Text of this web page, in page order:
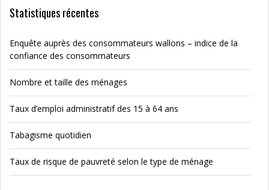
Statistiques récentes
Enquête auprès des consommateurs wallons – indice de la
confiance des consommateurs
Nombre et taille des ménages
Taux d’emploi administratif des 15 à 64 ans
Tabagisme quotidien
Taux de risque de pauvreté selon le type de ménage